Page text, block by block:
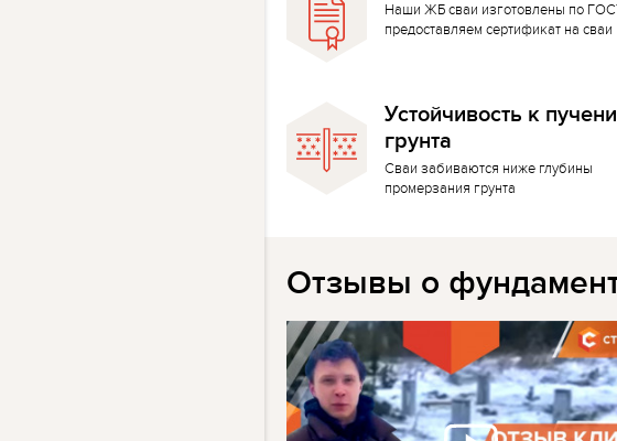
Наши ЖБ сваи изготовлены по
предоставляем сертификат на сваи
Устойчивость к
грунта
Сваи забиваются ниже глубины
промерзания грунта
Отзывы о